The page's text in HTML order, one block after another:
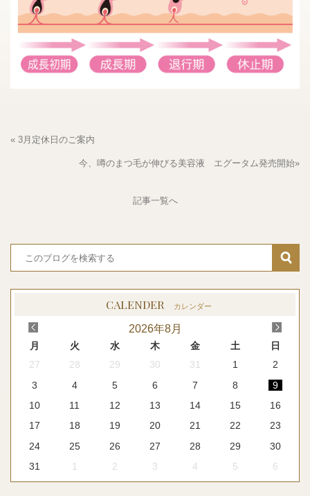
« 3月定休日のご案内
今、噂のまつ毛が伸びる美容液 エグータム発売開始»
記事一覧へ
CALENDER カレンダー
2026年8月
< >
月 火 水 木 金 土
日
27
28 29 30 31 1
2
3
4 5 6 7 8
9
10
11 12 13 14 15
16
17
18 19 20 21 22
23
24
25 26 27 28 29
30
31
1 2 3 4 5 6